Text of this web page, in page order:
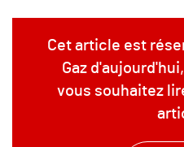
Cet article est
Gaz
vous souhaitez